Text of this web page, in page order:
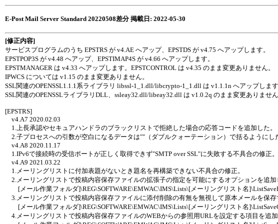
E-Post Mail Server Standard 20220508差分 掲載日: 2022-05-30
[修正内容]
サービスプログラムのうち EPSTRS が v4.AE へアップ、EPSTDS が v4.75 へアップします。
EPSTPOP3S が v4.48 へアップ、EPSTIMAP4S が v4.66 へアップします。
EPSTMANAGER は v4.33 へアップします。EPSTCONTROL は v4.35 のまま変更ありません。
IPWCS については v1.15 のまま変更ありません。
SSL関連のOPENSSL1.1.1系ライブラリ libssl-1_1.dll/libcrypto-1_1.dll は v1.1.1n へアップします
SSL関連のOPENSSLライブラリDLL、ssleay32.dll/libeay32.dll は v1.0.2q のまま変更ありません
[EPSTRS]
v4.A7 2020.02.03
1.上長承認やセキュアハンドラのブラックリストで拒絶した場合の応答コードを追加した。
2.子プロセスへの引数が空白になるデータは""（ダブルクォーテーション）で括るようにし
v4.A8 2020.11.17
1.IPv6で接続時の受信ポートが正しく取得できず"SMTP over SSL"に失敗する不具合の修正。
v4.A9 2021.03.22
1.メーリングリストに付加表題がないとき題名を再構築できない不具合の修正。
2.メーリングリストで投稿内容保存ファイルの拡張子の指定を可能にするオプションを追加
[メール作業フォルダ]\REG\SOFTWARE\EMWAC\IMS\Lists\[メーリングリスト名
3.メーリングリストで投稿内容保存ファイルに添付削除の有無を無視して原本メールを保存
[メール作業フォルダ]\REG\SOFTWARE\EMWAC\IMS\Lists\[メーリングリスト名
4.メーリングリストで投稿内容保存ファイルのWEBからの参照用URLを設定する項目を追加